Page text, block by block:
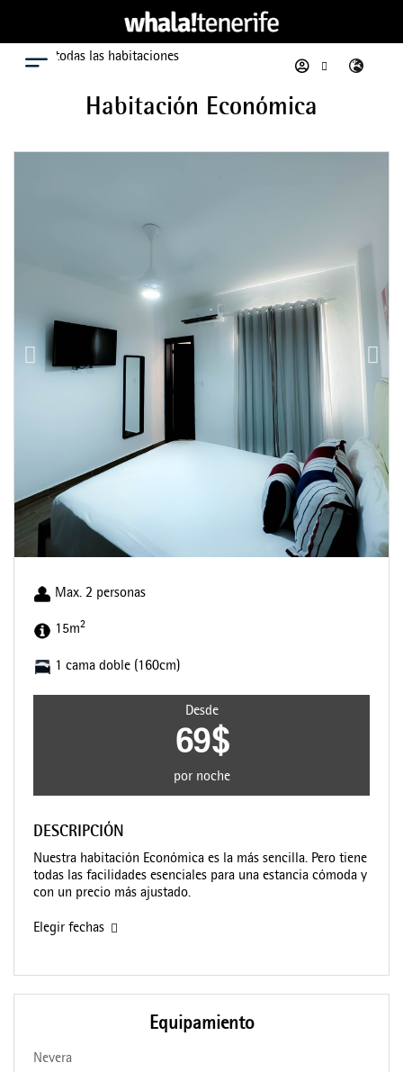
Menú
Ver todas las habitaciones
Habitación Económica
Max. 2 personas
15m2
1 cama doble (160cm)
Desde
69$
por noche
DESCRIPCIÓN
Nuestra habitación Económica es la más sencilla. Pero tiene
todas las facilidades esenciales para una estancia cómoda y
con un precio más ajustado.
Elegir fechas
Equipamiento
Nevera